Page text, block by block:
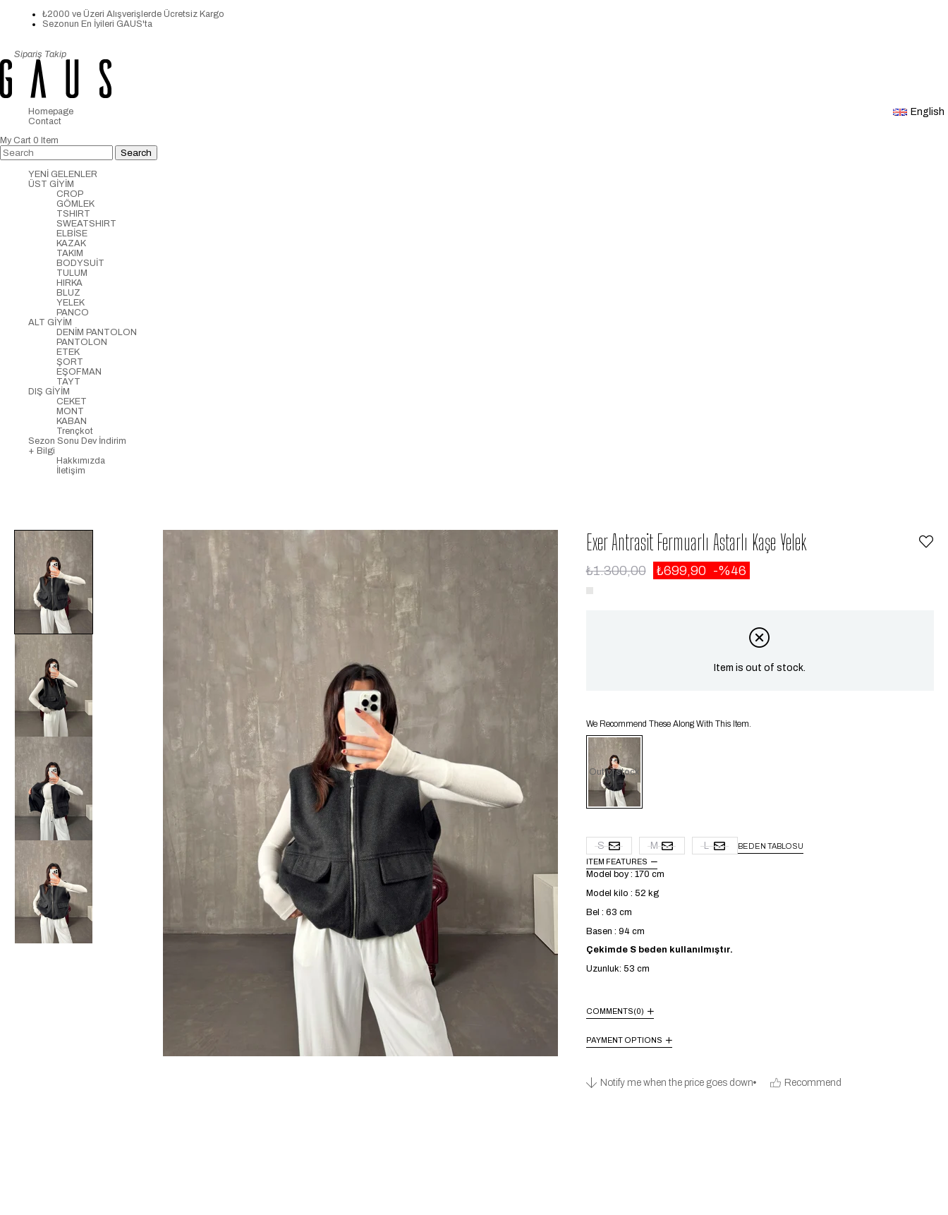
₺2000 ve Üzeri Alışverişlerde Ücretsiz Kargo
Sezonun En İyileri GAUS'ta
Sipariş Takip
English
Homepage
Contact
My Cart 0 Item
YENİ GELENLER
ÜST GİYİM
CROP
GÖMLEK
TSHIRT
SWEATSHIRT
ELBİSE
KAZAK
TAKIM
BODYSUİT
TULUM
HIRKA
BLUZ
YELEK
PANCO
ALT GİYİM
DENİM PANTOLON
PANTOLON
ETEK
ŞORT
EŞOFMAN
TAYT
DIŞ GİYİM
CEKET
MONT
KABAN
Trençkot
Sezon Sonu Dev İndirim
+ Bilgi
Hakkımızda
İletişim
Exer Antrasit Fermuarlı Astarlı Kaşe Yelek
₺1.300,00 ₺699,90 46
Item is out of stock.
We Recommend These Along With This Item.
Out of stock
S M L
BEDEN TABLOSU
ITEM FEATURES
Model boy : 170 cm
Model kilo : 52 kg
Bel : 63 cm
Basen : 94 cm
Çekimde S beden kullanılmıştır.
Uzunluk: 53 cm
COMMENTS(0)
PAYMENT OPTIONS
Notify me when the price goes down Recommend